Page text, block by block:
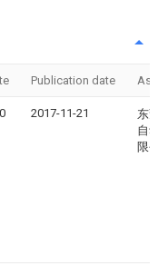
Publication date
2017-11-21
东莞
自动
限公